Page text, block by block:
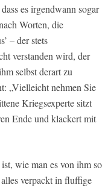
es irgendwann sogar
Worten, die
– der stets
verstanden wird, der
selbst derart zu
„Vielleicht nehmen Sie
Kriegsexperte sitzt
Ende und klackert mit
wie man es von ihm so
verpackt in fluffige